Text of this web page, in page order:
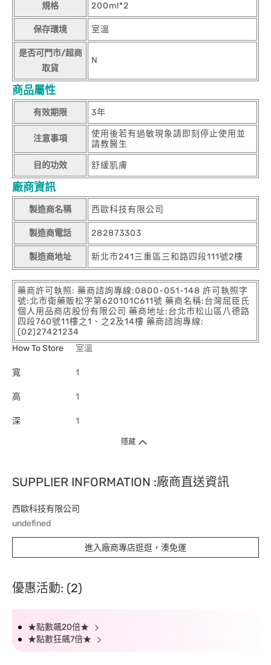
規格 200ml*2
保存環境 室溫
是否可門市/超商
取貨
N
商品屬性
有效期限 3年
注意事項
使用後若有過敏現象請即刻停止使用並
請教醫生
目的功效 舒緩肌膚
廠商資訊
製造商名稱 西歐科技有限公司
製造商電話 282873303
製造商地址 新北市241三重區三和路四段111號2樓
藥商許可執照: 藥商諮詢專線:0800-051-148 許可執照字
號:北市衛藥販松字第620101C611號 藥商名稱:台灣屈臣氏
個人用品商店股份有限公司 藥商地址:台北市松山區八德路
四段760號11樓之1、之2及14樓 藥商諮詢專線:
(02)27421234
How To Store
室溫
寬 1
高 1
深 1
隱藏
SUPPLIER INFORMATION :廠商直送資訊
西歐科技有限公司
undefined
進入廠商專店逛逛，湊免運
優惠活動: (2)
★點數飆20倍★
★點數狂飆7倍★